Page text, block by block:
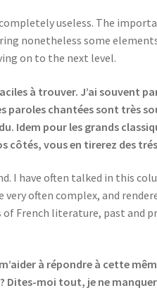
useless. The
nonetheless some
on to the next level.
à trouver. J’ai souvent
paroles chantées sont très
Idem pour les grands
côtés, vous en tirerez des
I have often talked in this
often complex, and
French literature, past and
à répondre à cette
moi tout, je ne